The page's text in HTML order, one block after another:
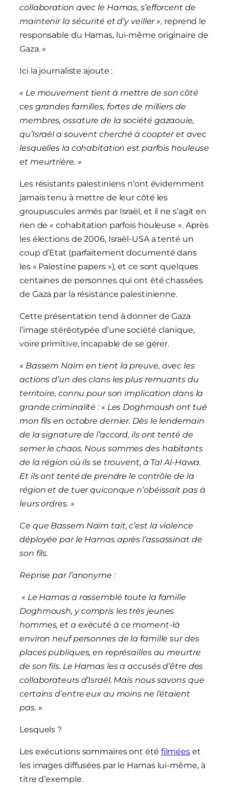
collaboration avec le Hamas, s’efforcent de
maintenir la sécurité et d’y veiller », reprend le
responsable du Hamas, lui-même originaire de
Gaza.»
Ici la journaliste ajoute :
« Le mouvement tient à mettre de son côté
ces grandes familles, fortes de milliers de
membres, ossature de la société gazaouie,
qu’Israël a souvent cherché à coopter et avec
lesquelles la cohabitation est parfois houleuse
et meurtrière. »
Les résistants palestiniens n’ont évidemment
jamais tenu à mettre de leur côté les
groupuscules armés par Israël, et il ne s’agit en
rien de « cohabitation parfois houleuse ». Après
les élections de 2006, Israël-USA a tenté un
coup d’Etat (parfaitement documenté dans
les « Palestine papers »), et ce sont quelques
centaines de personnes qui ont été chassées
de Gaza par la résistance palestinienne.
Cette présentation tend à donner de Gaza
l’image stéréotypée d’une société clanique,
voire primitive, incapable de se gérer.
« Bassem Naïm en tient la preuve, avec les
actions d’un des clans les plus remuants du
territoire, connu pour son implication dans la
grande criminalité : « Les Doghmoush ont tué
mon fils en octobre dernier. Dès le lendemain
de la signature de l’accord, ils ont tenté de
semer le chaos. Nous sommes des habitants
de la région où ils se trouvent, à Tal Al-Hawa.
Et ils ont tenté de prendre le contrôle de la
région et de tuer quiconque n’obéissait pas à
leurs ordres. »
Ce que Bassem Naïm tait, c’est la violence
déployée par le Hamas après l’assassinat de
son fils.
Reprise par l’anonyme :
« Le Hamas a rassemblé toute la famille
Doghmoush, y compris les très jeunes
hommes, et a exécuté à ce moment-là
environ neuf personnes de la famille sur des
places publiques, en représailles au meurtre
de son fils. Le Hamas les a accusés d’être des
collaborateurs d’Israël. Mais nous savons que
certains d’entre eux au moins ne l’étaient
pas. »
Lesquels ?
Les exécutions sommaires ont été filmées et
les images diffusées par le Hamas lui-même, à
titre d’exemple.